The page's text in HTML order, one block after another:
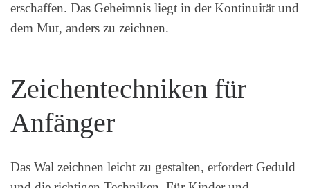
erschaffen. Das Geheimnis liegt in der Kontinuität und
dem Mut, anders zu zeichnen.
Zeichentechniken für
Anfänger
Das Wal zeichnen leicht zu gestalten, erfordert Geduld